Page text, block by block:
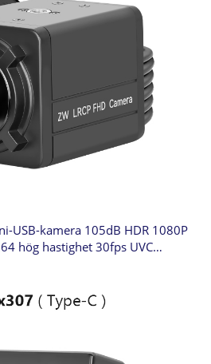
USB-kamera 105dB HDR 1080P
hög hastighet 30fps UVC